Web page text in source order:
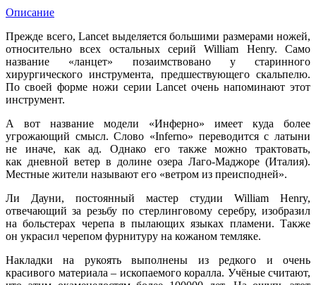
Описание
Прежде всего, Lancet выделяется большими размерами ножей,
относительно всех остальных серий William Henry. Само
название «ланцет» позаимствовано у старинного
хирургического инструмента, предшествующего скальпелю.
По своей форме ножи серии Lancet очень напоминают этот
инструмент.
А вот название модели «Инферно» имеет куда более
угрожающий смысл. Слово «Inferno» переводится с латыни
не иначе, как ад. Однако его также можно трактовать,
как дневной ветер в долине озера Лаго-Маджоре (Италия).
Местные жители называют его «ветром из преисподней».
Ли Дауни, постоянный мастер студии William Henry,
отвечающий за резьбу по стерлинговому серебру, изобразил
на больстерах черепа в пылающих языках пламени. Также
он украсил черепом фурнитуру на кожаном темляке.
Накладки на рукоять выполнены из редкого и очень
красивого материала – ископаемого коралла. Учёные считают,